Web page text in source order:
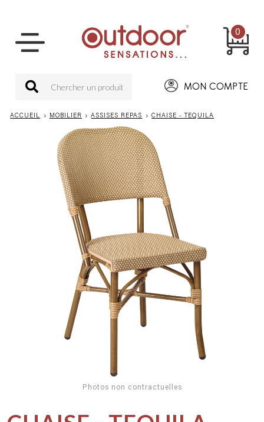
0
MON COMPTE
ACCUEIL › MOBILIER › ASSISES REPAS › CHAISE - TEQUILA
Photos non contractuelles